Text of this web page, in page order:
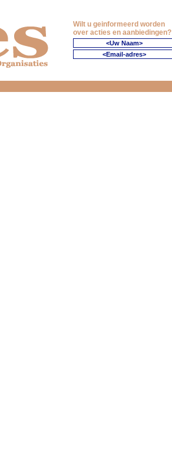
Wilt u geinformeerd worden
over acties en aanbiedingen?